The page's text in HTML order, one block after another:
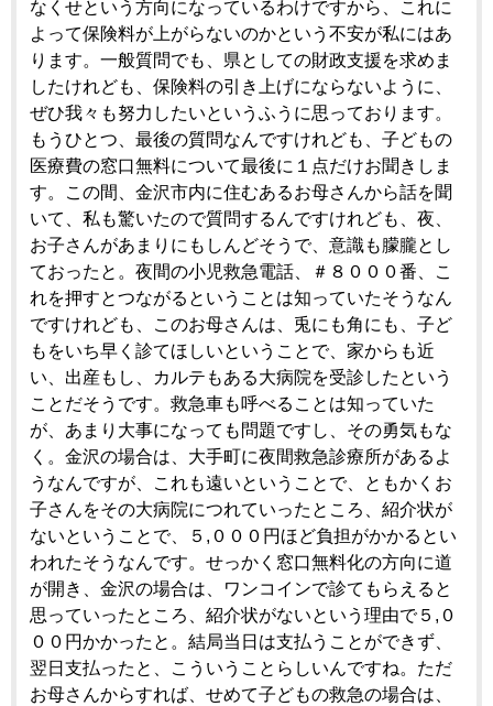
なくせという方向になっているわけですから、これに
よって保険料が上がらないのかという不安が私にはあ
ります。一般質問でも、県としての財政支援を求めま
したけれども、保険料の引き上げにならないように、
ぜひ我々も努力したいというふうに思っております。
もうひとつ、最後の質問なんですけれども、子どもの
医療費の窓口無料について最後に１点だけお聞きしま
す。この間、金沢市内に住むあるお母さんから話を聞
いて、私も驚いたので質問するんですけれども、夜、
お子さんがあまりにもしんどそうで、意識も朦朧とし
ておったと。夜間の小児救急電話、＃８０００番、こ
れを押すとつながるということは知っていたそうなん
ですけれども、このお母さんは、兎にも角にも、子ど
もをいち早く診てほしいということで、家からも近
い、出産もし、カルテもある大病院を受診したという
ことだそうです。救急車も呼べることは知っていた
が、あまり大事になっても問題ですし、その勇気もな
く。金沢の場合は、大手町に夜間救急診療所があるよ
うなんですが、これも遠いということで、ともかくお
子さんをその大病院につれていったところ、紹介状が
ないということで、５,０００円ほど負担がかかるとい
われたそうなんです。せっかく窓口無料化の方向に道
が開き、金沢の場合は、ワンコインで診てもらえると
思っていったところ、紹介状がないという理由で５,０
００円かかったと。結局当日は支払うことができず、
翌日支払ったと、こういうことらしいんですね。ただ
お母さんからすれば、せめて子どもの救急の場合は、